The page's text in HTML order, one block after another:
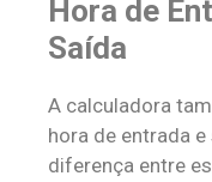
Hora de
Saída
A calculadora
hora de entrada
diferença entre